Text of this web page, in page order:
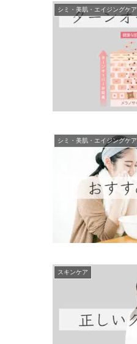
シミ・美肌・エイジングケア
シミ・美肌・エイジングケア
スキンケア